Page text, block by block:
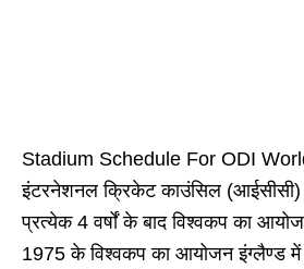
Stadium Schedule For ODI
इंटरनेशनल क्रिकेट काउंसिल (आईसीसी)
प्रत्येक 4 वर्षों के बाद विश्वकप का
1975 के विश्वकप का आयोजन इंग्लैण्ड में